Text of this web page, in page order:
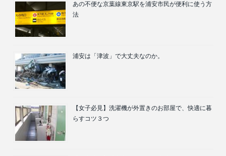
あの不便な京葉線東京駅を浦安市民が便利に使う方
法
浦安は「津波」で大丈夫なのか。
【女子必見】洗濯機が外置きのお部屋で、快適に暮
らすコツ３つ